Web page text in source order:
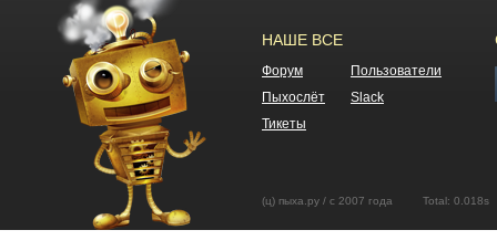
НАШЕ ВСЕ
Форум
Пользователи
Пыхослёт
Slack
Тикеты
(ц) пыха.ру / с 2007 года Total: